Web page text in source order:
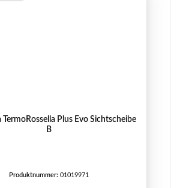
TermoRossella Plus Evo Sichtscheibe
B
Produktnummer: 01019971